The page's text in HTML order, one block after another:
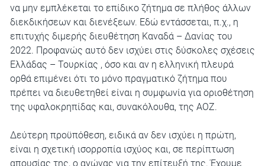
να μην εμπλέκεται το επίδικο ζήτημα σε πλήθος άλλων
διεκδικήσεων και διενέξεων. Εδώ εντάσσεται, π.χ., η
επιτυχής διμερής διευθέτηση Καναδά – Δανίας του
2022. Προφανώς αυτό δεν ισχύει στις δύσκολες σχέσεις
Ελλάδας – Τουρκίας , όσο και αν η ελληνική πλευρά
ορθά επιμένει ότι το μόνο πραγματικό ζήτημα που
πρέπει να διευθετηθεί είναι η συμφωνία για οριοθέτηση
της υφαλοκρηπίδας και, συνακόλουθα, της ΑΟΖ.
Δεύτερη προϋπόθεση, ειδικά αν δεν ισχύει η πρώτη,
είναι η σχετική ισορροπία ισχύος και, σε περίπτωση
απουσίας της, ο αγώνας για την επίτευξή της. Έχουμε